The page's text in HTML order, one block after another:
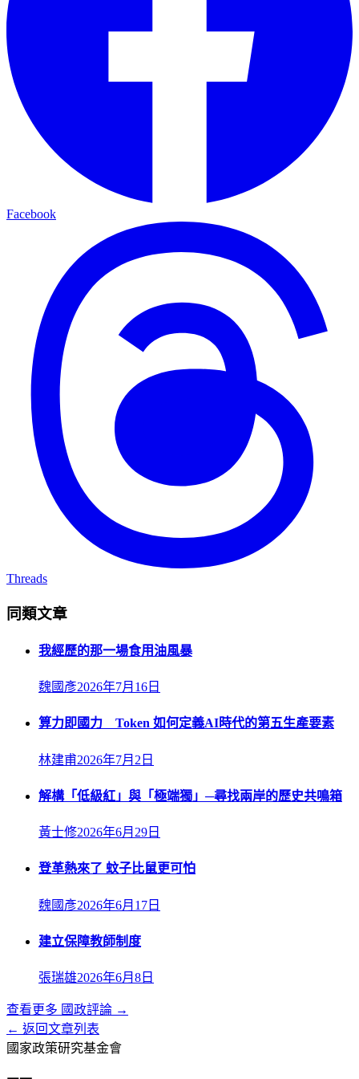
Facebook
Threads
同類文章
我經歷的那一場食用油風暴
魏國彥2026年7月16日
算力即國力 Token 如何定義AI時代的第五生產要素
林建甫2026年7月2日
解構「低級紅」與「極端獨」─尋找兩岸的歷史共鳴箱
黃士修2026年6月29日
登革熱來了 蚊子比鼠更可怕
魏國彥2026年6月17日
建立保障教師制度
張瑞雄2026年6月8日
查看更多 國政評論 →
← 返回文章列表
國家政策研究基金會